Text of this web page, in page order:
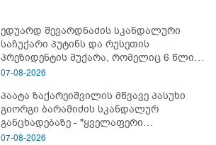
ედუარდ შევარდნაძის სკანდალური
საჩუქარი პუტინს და რუსეთის
პრეზიდენტის მუქარა, რომელიც 6 წლის
შემდეგ აასრულა
07-08-2026
პაატა ზაქარეიშვილის მწვავე პასუხი
გიორგი ბარამიძის სკანდალურ
განცხადებაზე - "ყველაფერი
დეტალურად ვიცი... კამანში მოკლული
07-08-2026